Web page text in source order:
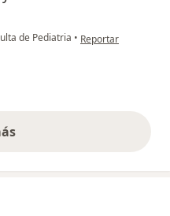
de Pediatria • en opinión del
Reportar
anteriores